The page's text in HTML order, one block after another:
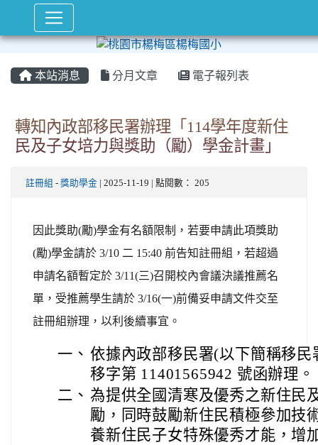
本站消息 分月文章 電子報列表
轉知內政部移民署辦理「114學年度新住
民及子女培力與獎助（勵）學金計畫」
註冊組 - 獎助學金 | 2025-11-19 | 點閱數： 205
因此獎助(勵)學金有名額限制，若要申請此項獎助
(勵)學金請於 3/10 二 15:40 前告知註冊組，若超過
申請名額暫定於 3/11(三)召開校內會議決議推薦名
單，受推薦學生請於 3/16(一)前備妥申請文件交至
註冊組辦理，以利後續事宜。
一、 依據內政部移民署(以下簡稱移
移字第 11401565942 號函辦理。
二、 為提供全國清寒及優秀之新住民
勵，同時鼓勵新住民積極參加技
養新住民子女特殊優秀才能，增